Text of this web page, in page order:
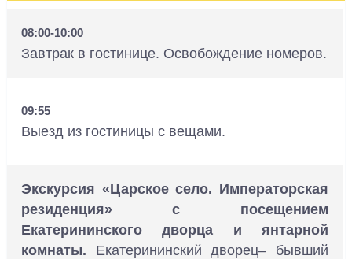
08:00-10:00
Завтрак в гостинице. Освобождение номеров.
09:55
Выезд из гостиницы с вещами.
Экскурсия «Царское село. Императорская
резиденция» с посещением
Екатерининского дворца и янтарной
комнаты. Екатерининский дворец– бывший